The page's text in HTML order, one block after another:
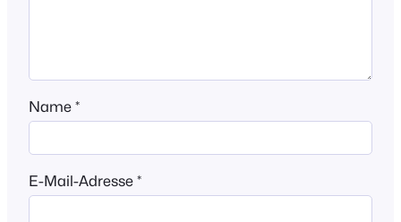
Name *
E-Mail-Adresse *